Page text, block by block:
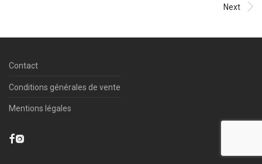
Next
Contact
Conditions générales de vente
Mentions légales